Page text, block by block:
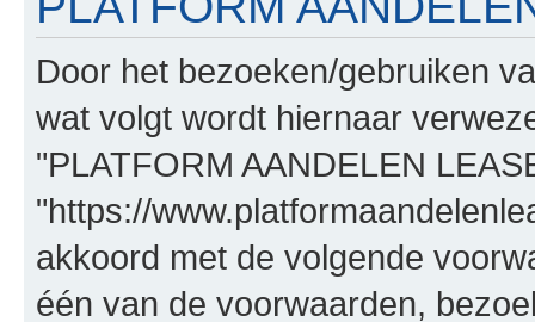
Door het bezoeken/gebruiken
wat volgt wordt hiernaar
"PLATFORM AANDELEN
"https://
akkoord met de volgende
één van de voorwaarden,